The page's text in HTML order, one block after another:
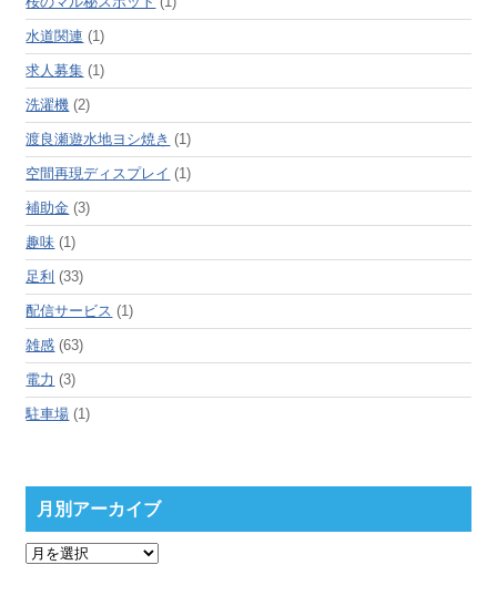
水道関連 (1)
求人募集 (1)
洗濯機 (2)
渡良瀬遊水地ヨシ焼き (1)
空間再現ディスプレイ (1)
補助金 (3)
趣味 (1)
足利 (33)
配信サービス (1)
雑感 (63)
電力 (3)
駐車場 (1)
月別アーカイブ
月